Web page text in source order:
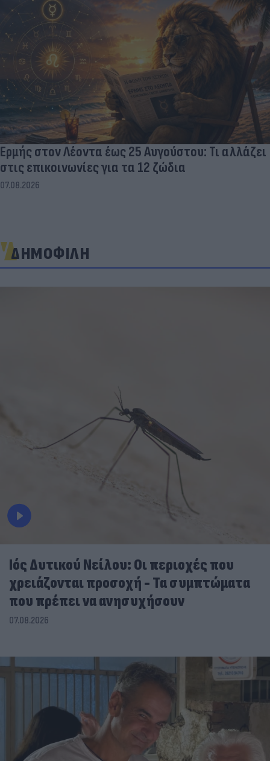
Ερμής στον Λέοντα έως 25 Αυγούστου: Τι αλλάζει
στις επικοινωνίες για τα 12 ζώδια
07.08.2026
ΔΗΜΟΦΙΛΗ
Ιός Δυτικού Νείλου: Οι περιοχές που
χρειάζονται προσοχή - Τα συμπτώματα
που πρέπει να ανησυχήσουν
07.08.2026